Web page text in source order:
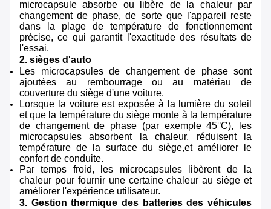
microcapsule absorbe ou libère de la chaleur par
changement de phase, de sorte que l'appareil reste
dans la plage de température de fonctionnement
précise, ce qui garantit l'exactitude des résultats de
l'essai.
2. sièges d'auto
Les microcapsules de changement de phase sont
ajoutées au rembourrage ou au matériau de
couverture du siège d'une voiture.
Lorsque la voiture est exposée à la lumière du soleil
et que la température du siège monte à la température
de changement de phase (par exemple 45°C), les
microcapsules absorbent la chaleur, réduisent la
température de la surface du siège,et améliorer le
confort de conduite.
Par temps froid, les microcapsules libèrent de la
chaleur pour fournir une certaine chaleur au siège et
améliorer l'expérience utilisateur.
3. Gestion thermique des batteries des véhicules